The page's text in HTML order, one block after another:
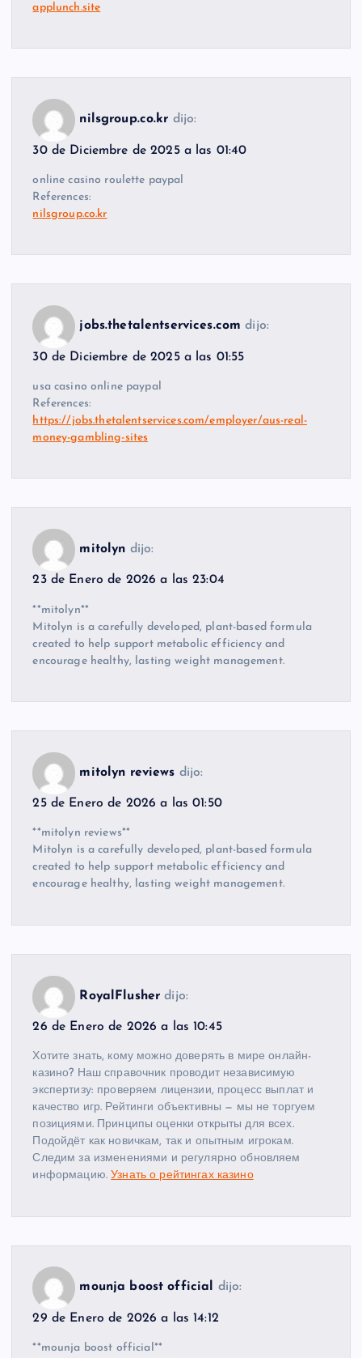
applunch.site
nilsgroup.co.kr dijo:
30 de Diciembre de 2025 a las 01:40
online casino roulette paypal
References:
nilsgroup.co.kr
jobs.thetalentservices.com dijo:
30 de Diciembre de 2025 a las 01:55
usa casino online paypal
References:
https://jobs.thetalentservices.com/employer/aus-real-
money-gambling-sites
mitolyn dijo:
23 de Enero de 2026 a las 23:04
**mitolyn**
Mitolyn is a carefully developed, plant-based formula
created to help support metabolic efficiency and
encourage healthy, lasting weight management.
mitolyn reviews dijo:
25 de Enero de 2026 a las 01:50
**mitolyn reviews**
Mitolyn is a carefully developed, plant-based formula
created to help support metabolic efficiency and
encourage healthy, lasting weight management.
RoyalFlusher dijo:
26 de Enero de 2026 a las 10:45
Хотите знать, кому можно доверять в мире онлайн-
казино? Наш справочник проводит независимую
экспертизу: проверяем лицензии, процесс выплат и
качество игр. Рейтинги объективны — мы не торгуем
позициями. Принципы оценки открыты для всех.
Подойдёт как новичкам, так и опытным игрокам.
Следим за изменениями и регулярно обновляем
информацию.Узнать о рейтингах казино
mounja boost official dijo:
29 de Enero de 2026 a las 14:12
**mounja boost official**